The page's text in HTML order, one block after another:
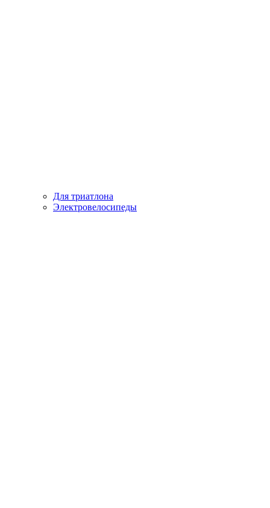
Для триатлона
Электровелосипеды